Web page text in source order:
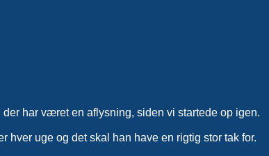
har været en aflysning, siden vi startede op igen.
uge og det skal han have en rigtig stor tak for.